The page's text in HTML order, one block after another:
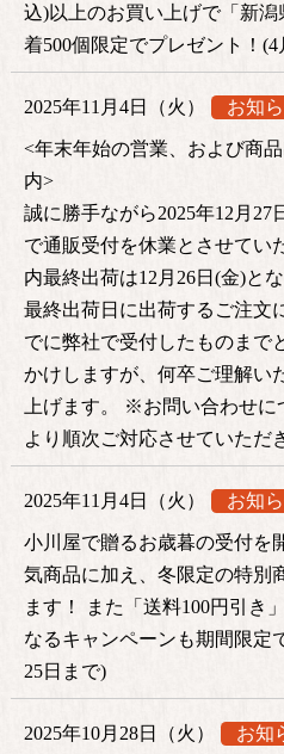
込)以上のお買い上げで「新
着500個限定でプレゼント！(4
2025年11月4日（火） お知
<年末年始の営業、および商
内>
誠に勝手ながら2025年12月27
で通販受付を休業とさせてい
内最終出荷は12月26日(金)と
最終出荷日に出荷するご注文
でに弊社で受付したものまで
かけしますが、何卒ご理解い
上げます。 ※お問い合わせ
より順次ご対応させていただ
2025年11月4日（火） お知
小川屋で贈るお歳暮の受付を
気商品に加え、冬限定の特別
ます！ また「送料100円引き
なるキャンペーンも期間限定
25日まで)
2025年10月28日（火） お知